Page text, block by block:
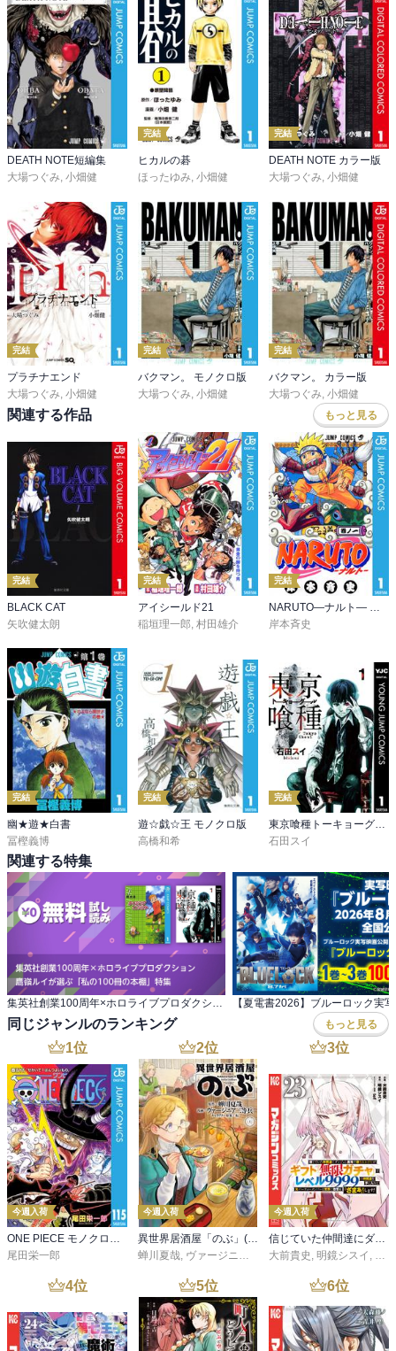
DEATH NOTE短編集
大場つぐみ, 小畑健
完結
ヒカルの碁
ほったゆみ, 小畑健
完結
DEATH NOTE カラー版
大場つぐみ, 小畑健
完結
プラチナエンド
大場つぐみ 小畑健
完結
バクマン。 モノクロ版
大場つぐみ 小畑健
完結
バクマン。 カラー版
大場つぐみ 小畑健
関連する作品 もっと見る
完結
BLACK CAT
矢吹健太朗
完結
アイシールド21
稲垣理一郎, 村田雄介
完結
NARUTO―ナルト― モノクロ版
岸本斉史
完結
幽★遊★白書
冨樫義博
完結
遊☆戯☆王 モノクロ版
高橋和希
完結
石田スイ
関連する特集
同じジャンルのランキング もっと見る
1位
今週入荷
ONE PIECE モノクロ版 115
尾田栄一郎
2位
今週入荷
異世界居酒屋「のぶ」(22)
蝉川夏哉, ヴァージニア二等兵 ,転
3位
今週入荷
信じていた仲間達にダンジョン奥地で殺されかけたがギフト『無限ガチャ』でレベル９９９９の仲間達を手に入れて元パーティーメンバーと世界に復讐＆『ざまぁ！』します！（２３）
大前貴史 , 明鏡シスイ , ｔ
4位 5位 6位